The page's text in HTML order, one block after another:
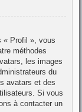
« Profil », vous
méthodes
les images
du
avatars et des
Si vous
à contacter un